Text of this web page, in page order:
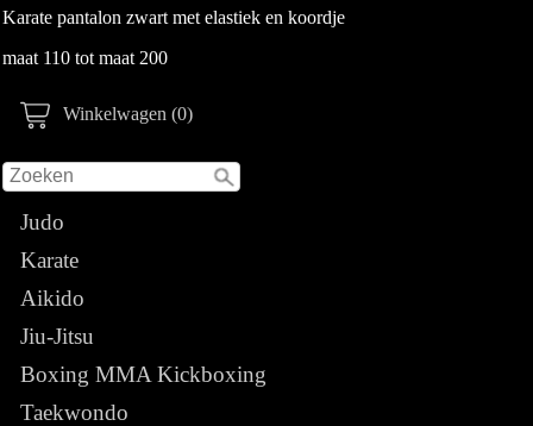
Winkelwagen (0)
Judo
Karate
Aikido
Jiu-Jitsu
Boxing MMA Kickboxing
Taekwondo
Karate pantalon zwart met elastiek en koordje
maat 110 tot maat 200